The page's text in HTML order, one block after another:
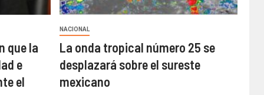
que la
e
el
NACIONAL
La onda tropical número 25 se
desplazará sobre el sureste
mexicano